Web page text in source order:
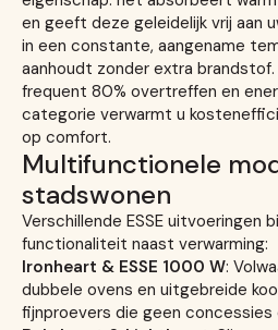
en geeft deze geleidelijk vrij aan
in een constante, aangename
aanhoudt zonder extra
frequent 80% overtreffen en
categorie verwarmt u
op comfort.
Multifunctionele
stadswonen
Verschillende ESSE uitvoeringen
functionaliteit naast verwarming:
Ironheart & ESSE 1000 W:
dubbele ovens en uitgebreide
fijnproevers die geen concessies